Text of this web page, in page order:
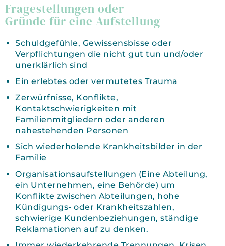
Fragestellungen oder
Gründe für eine Aufstellung
Schuldgefühle, Gewissensbisse oder
Verpflichtungen die nicht gut tun und/oder
unerklärlich sind
Ein erlebtes oder vermutetes Trauma
Zerwürfnisse, Konflikte,
Kontaktschwierigkeiten mit
Familienmitgliedern oder anderen
nahestehenden Personen
Sich wiederholende Krankheitsbilder in der
Familie
Organisationsaufstellungen (Eine Abteilung,
ein Unternehmen, eine Behörde) um
Konflikte zwischen Abteilungen, hohe
Kündigungs- oder Krankheitszahlen,
schwierige Kundenbeziehungen, ständige
Reklamationen auf zu denken.